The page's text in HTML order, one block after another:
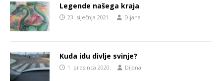
Legende našega kraja
23. siječnja 2021. Dijana
Kuda idu divlje svinje?
1. prosinca 2020. Dijana